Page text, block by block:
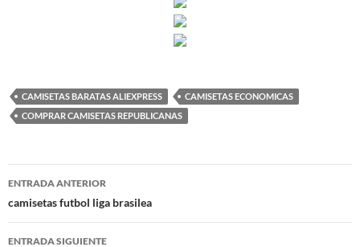
CAMISETAS BARATAS ALIEXPRESS
CAMISETAS ECONOMICAS
COMPRAR CAMISETAS REPUBLICANAS
Navegación
de
entradas
ENTRADA ANTERIOR
camisetas futbol liga brasilea
ENTRADA SIGUIENTE